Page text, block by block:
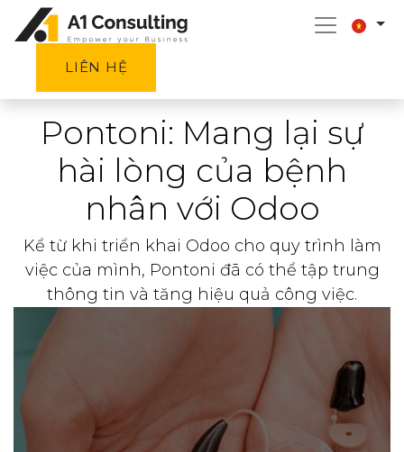
LIÊN HỆ
Pontoni: Mang lại sự
hài lòng của bệnh
nhân với Odoo
Kể từ khi triển khai Odoo cho quy trình làm
việc của mình, Pontoni đã có thể tập trung
thông tin và tăng hiệu quả công việc.